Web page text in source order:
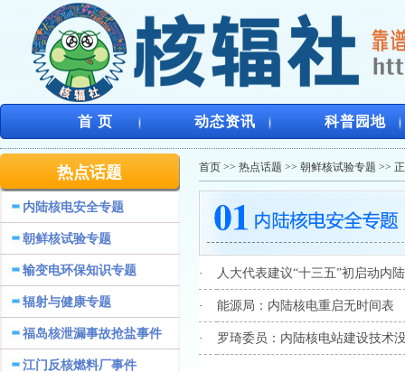
首 页 动态资讯 科普园地
热点话题
内陆核电安全专题
朝鲜核试验专题
输变电环保知识专题
辐射与健康专题
福岛核泄漏事故抢盐事件
江门反核燃料厂事件
首页 >> 热点话题 >> 朝鲜核试验专题 >>
· 人大代表建议“十三五”初启动内
· 能源局：内陆核电重启无时间表
· 罗琦委员：内陆核电站建设技术